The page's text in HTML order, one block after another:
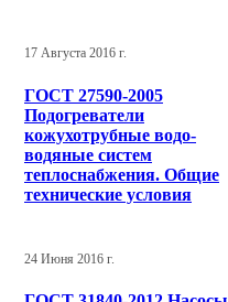
17 Августа 2016 г.
ГОСТ 27590-2005
Подогреватели
кожухотрубные водо-
водяные систем
теплоснабжения. Общие
технические условия
24 Июня 2016 г.